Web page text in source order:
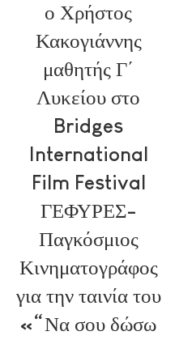
ο Χρήστος
Κακογιάννης
μαθητής Γ΄
Λυκείου στο
Bridges
International
Film Festival
ΓΕΦΥΡΕΣ-
Παγκόσμιος
Κινηματογράφος
για την ταινία του
«“Να σου δώσω